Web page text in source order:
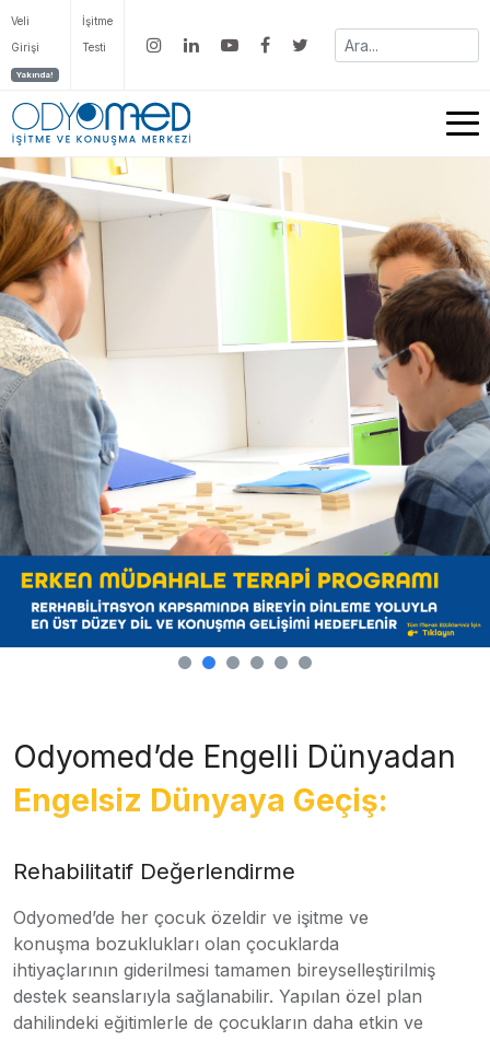
Veli
Girişi
Yakında!
İşitme
Testi
Odyomed’de Engelli Dünyadan
Engelsiz Dünyaya Geçiş:
Rehabilitatif Değerlendirme
Odyomed’de her çocuk özeldir ve işitme ve
konuşma bozuklukları olan çocuklarda
ihtiyaçlarının giderilmesi tamamen bireyselleştirilmiş
destek seanslarıyla sağlanabilir. Yapılan özel plan
dahilindeki eğitimlerle de çocukların daha etkin ve